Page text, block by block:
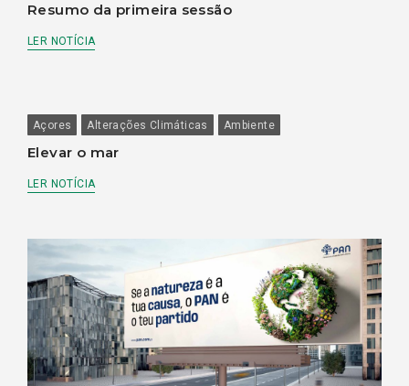
Resumo da primeira sessão
LER NOTÍCIA
Açores Alterações Climáticas Ambiente
Elevar o mar
LER NOTÍCIA